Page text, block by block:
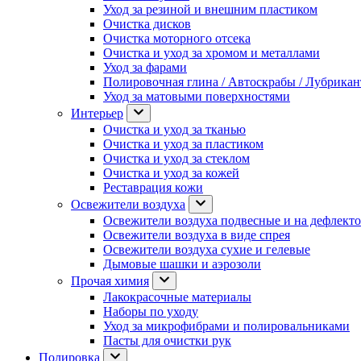
Уход за резиной и внешним пластиком
Очистка дисков
Очистка моторного отсека
Очистка и уход за хромом и металлами
Уход за фарами
Полировочная глина / Автоскрабы /
Уход за матовыми поверхностями
Интерьер
Очистка и уход за тканью
Очистка и уход за пластиком
Очистка и уход за стеклом
Очистка и уход за кожей
Реставрация кожи
Освежители воздуха
Освежители воздуха подвесные и на
Освежители воздуха в виде спрея
Освежители воздуха сухие и гелевые
Дымовые шашки и аэрозоли
Прочая химия
Лакокрасочные материалы
Наборы по уходу
Уход за микрофибрами и полировальниками
Пасты для очистки рук
Полировка